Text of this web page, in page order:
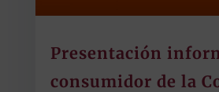
Presentación
consumidor de la